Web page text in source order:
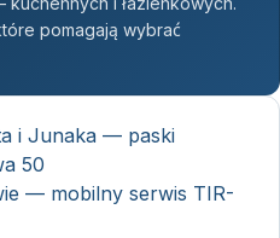
pomagają wybrać
i Junaka — paski
50
— mobilny serwis TIR-